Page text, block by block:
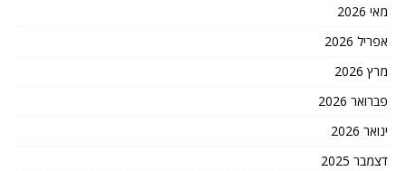
מאי 2026
אפריל 2026
מרץ 2026
פברואר 2026
ינואר 2026
דצמבר 2025